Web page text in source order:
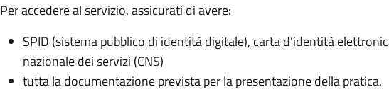
Per accedere al servizio, assicurati di avere:
SPID (sistema pubblico di identità digitale), carta d’identità
nazionale dei servizi (CNS)
tutta la documentazione prevista per la presentazione della pratica.